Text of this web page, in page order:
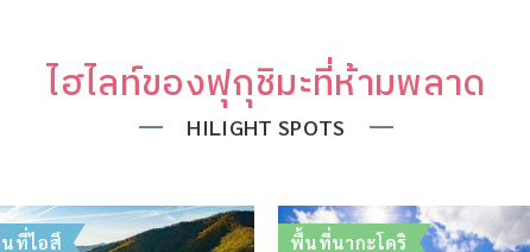
ไฮไลท์ของฟุกุชิมะที่ห้ามพลาด
HILIGHT SPOTS
ที่ไอสึ พื้นที่นากะโดริ